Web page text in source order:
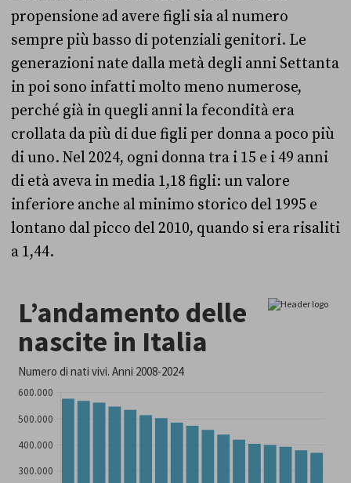
propensione ad avere figli sia al numero
sempre più basso di potenziali genitori. Le
generazioni nate dalla metà degli anni Settanta
in poi sono infatti molto meno numerose,
perché già in quegli anni la fecondità era
crollata da più di due figli per donna a poco più
di uno. Nel 2024, ogni donna tra i 15 e i 49 anni
di età aveva in media 1,18 figli: un valore
inferiore anche al minimo storico del 1995 e
lontano dal picco del 2010, quando si era risaliti
a 1,44.